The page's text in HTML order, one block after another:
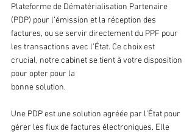
Plateforme de Dématérialisation Partenaire
(PDP) pour l’émission et la réception des
factures, ou se servir directement du PPF pour
les transactions avec l’État. Ce choix est
crucial, notre cabinet se tient à votre disposition
pour opter pour la
bonne solution.
Une PDP est une solution agréée par l’État pour
gérer les flux de factures électroniques. Elle